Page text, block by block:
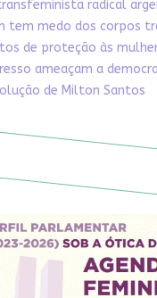
radical
tem medo dos corpos
de proteção às
ameaçam a
de Milton Santos